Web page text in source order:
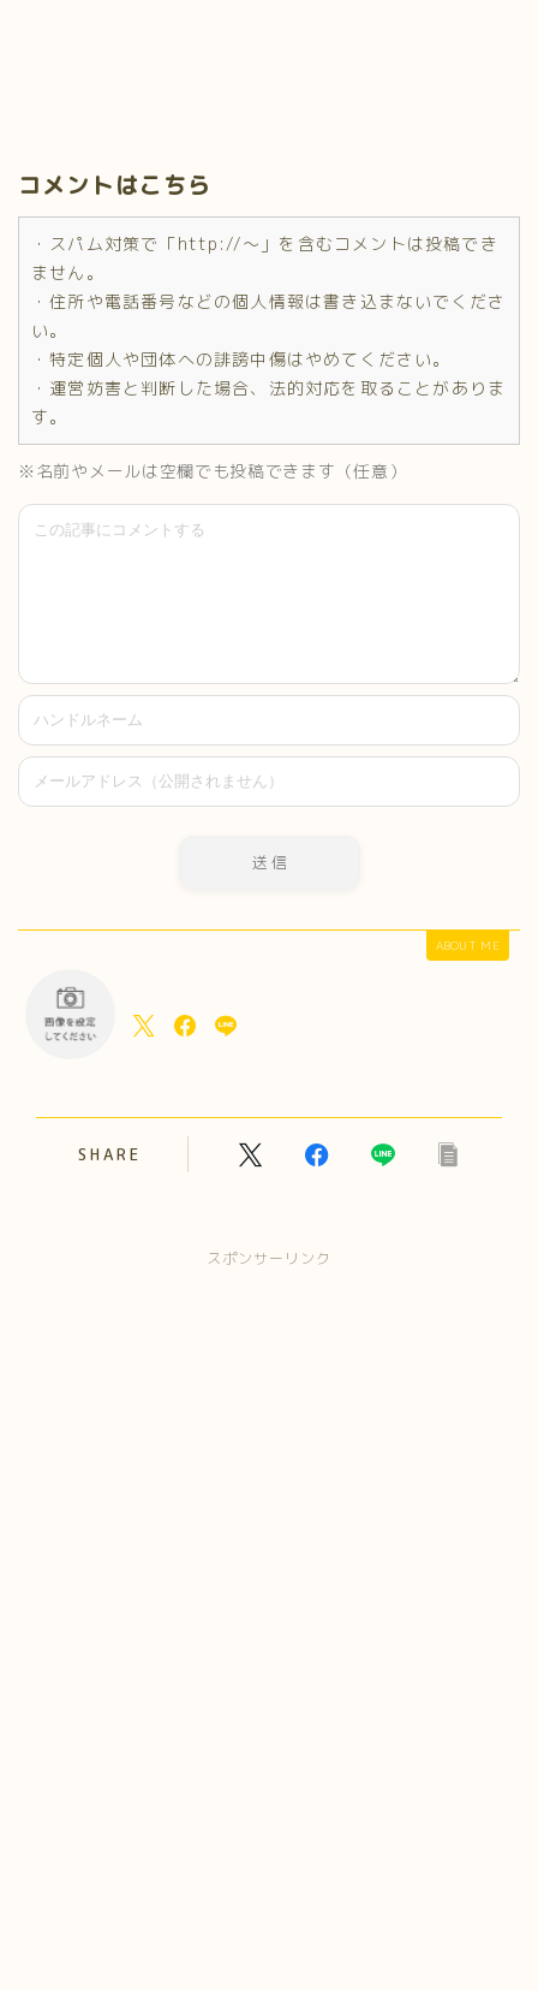
コメントはこちら
・スパム対策で「http://～」を含むコメントは投稿でき
ません。
・住所や電話番号などの個人情報は書き込まないでくださ
い。
・特定個人や団体への誹謗中傷はやめてください。
・運営妨害と判断した場合、法的対応を取ることがありま
す。
※名前やメールは空欄でも投稿できます（任意）
ABOUT ME
SHARE
スポンサーリンク